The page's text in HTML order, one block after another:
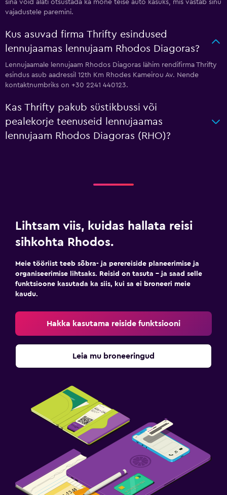
sina võid alati otsustada ka mõne teise auto kasuks, mis vastab sinu
vajadustele paremini.
Kus asuvad firma Thrifty esindused
lennujaamas lennujaam Rhodos Diagoras?
Lennujaamale lennujaam Rhodos Diagoras lähim rendifirma Thrifty
esindus asub aadressil 12th Km Rhodes Kameirou Av. Nende
kontaktnumbriks on +30 2241 440123.
Kas Thrifty pakub süstikbussi või
pealekorje teenuseid lennujaamas
lennujaam Rhodos Diagoras (RHO)?
Lihtsam viis, kuidas hallata reisi
sihkohta Rhodos.
Meie tööriist teeb sõbra- ja perereiside planeerimise ja
organiseerimise lihtsaks. Reisid on tasuta – ja saad selle
funktsioone kasutada ka siis, kui sa ei broneeri meie
kaudu.
Hakka kasutama reiside funktsiooni
Leia mu broneeringud